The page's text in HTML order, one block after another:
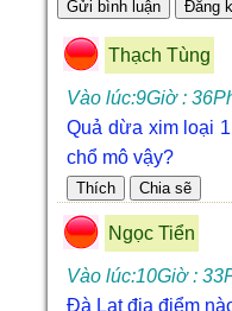
Thạch Tùng
Vào lúc:9Giờ :
Quả dừa xim loại
chổ mô vậy?
Ngọc Tiển
Vào lúc:10Giờ :
Đà Lạt địa điểm